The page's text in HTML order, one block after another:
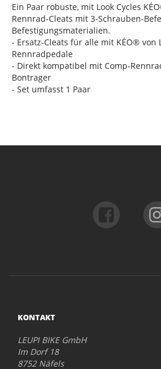
Ein Paar robuste, mit Look Cycles
Rennrad-Cleats mit 3-Schrauben-
Befestigungsmaterialien.
- Ersatz-Cleats für alle mit KÉO® von
Rennradpedale
- Direkt kompatibel mit Comp-
Bontrager
- Set umfasst 1 Paar
KONTAKT
LEUPI BIKE GmbH
Im Dorf 18
8752 Näfels